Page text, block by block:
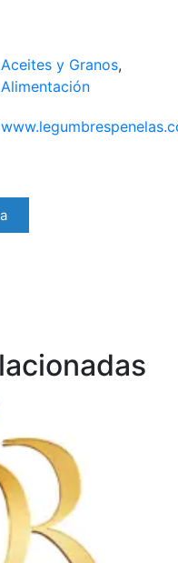
Aceites y Granos,
Alimentación